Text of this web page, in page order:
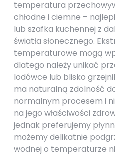
temperatura
chłodne i ciemne –
lub szafka kuchennej z
światła słonecznego.
temperaturowe mogą
dlatego należy unikać
lodówce lub blisko
ma naturalną zdolność
normalnym procesem i
na jego właściwości
jednak preferujemy
możemy delikatnie
wodnej o temperaturze